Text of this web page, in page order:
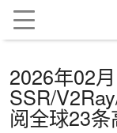
2026年02
SSR/
阅全球23